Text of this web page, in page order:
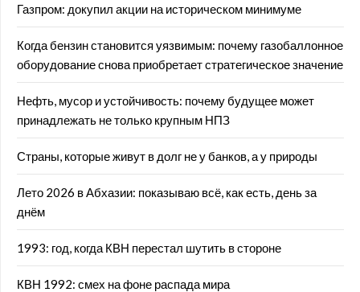
Газпром: докупил акции на историческом минимуме
Когда бензин становится уязвимым: почему газобаллонное
оборудование снова приобретает стратегическое значение
Нефть, мусор и устойчивость: почему будущее может
принадлежать не только крупным НПЗ
Страны, которые живут в долг не у банков, а у природы
Лето 2026 в Абхазии: показываю всё, как есть, день за
днём
1993: год, когда КВН перестал шутить в стороне
КВН 1992: смех на фоне распада мира